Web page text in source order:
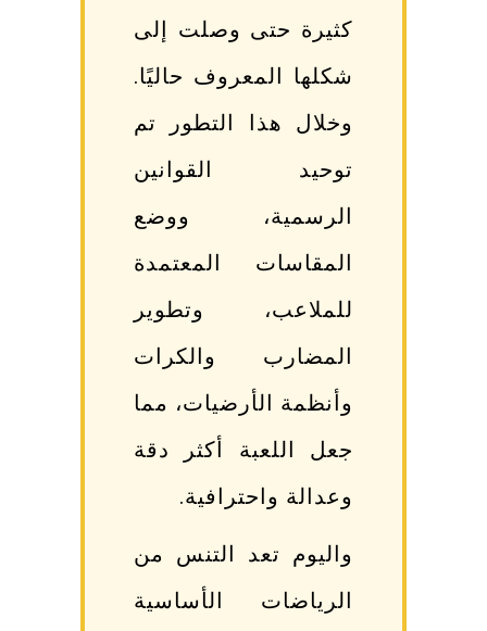
كثيرة حتى وصلت إلى
شكلها المعروف حاليًا.
وخلال هذا التطور تم
توحيد القوانين
الرسمية، ووضع
المقاسات المعتمدة
للملاعب، وتطوير
المضارب والكرات
وأنظمة الأرضيات، مما
جعل اللعبة أكثر دقة
وعدالة واحترافية.
واليوم تعد التنس من
الرياضات الأساسية